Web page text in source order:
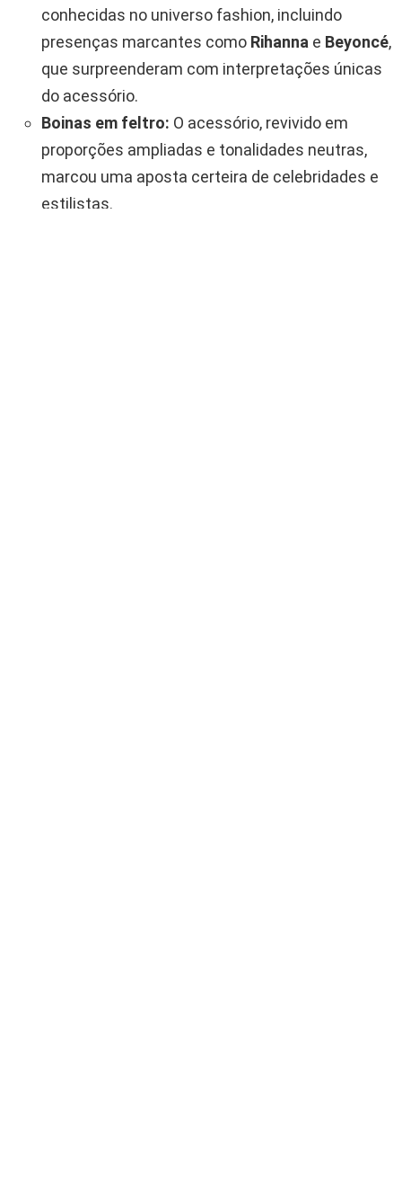
conhecidas no universo fashion, incluindo
presenças marcantes como Rihanna e Beyoncé,
que surpreenderam com interpretações únicas
do acessório.
Boinas em feltro: O acessório, revivido em
proporções ampliadas e tonalidades neutras,
marcou uma aposta certeira de celebridades e
estilistas.